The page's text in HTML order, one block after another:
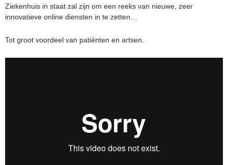
Ziekenhuis in staat zal zijn om een reeks van nieuwe, zeer
innovatieve online diensten in te zetten…
Tot groot voordeel van patiënten en artsen.